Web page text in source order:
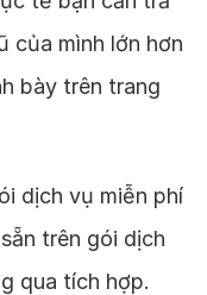
của mình lớn hơn
bày trên trang
dịch vụ miễn phí
trên gói dịch
qua tích hợp.